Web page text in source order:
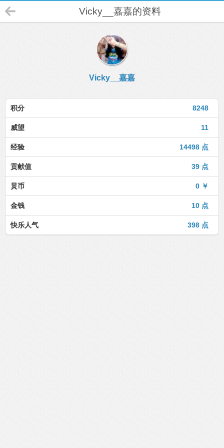
Vicky__嘉嘉的资料
Vicky__嘉嘉
8248
积分
11
威望
14498 点
经验
39 点
贡献值
0 ￥
炅币
10 点
金钱
398 点
快乐人气